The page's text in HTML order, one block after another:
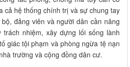
cả hệ thống chính trị và sự chung tay
đảng viên và người dân cần nâng
nhiệm, xây dựng lối sống lành
giác tội phạm và phòng ngừa tệ nạn
trường và cộng đồng dân cư.